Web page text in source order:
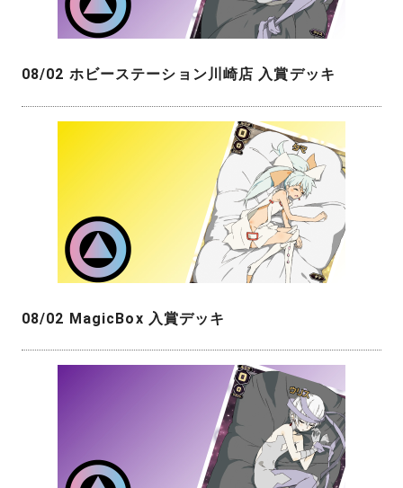
08/02 ホビーステーション川崎店 入賞デッキ
08/02 MagicBox 入賞デッキ